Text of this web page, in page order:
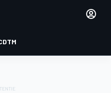
DTM